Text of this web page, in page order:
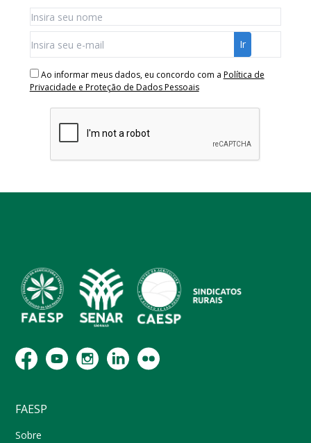
Ao informar meus dados, eu concordo com a Política de
Privacidade e Proteção de Dados Pessoais
FAESP
Sobre